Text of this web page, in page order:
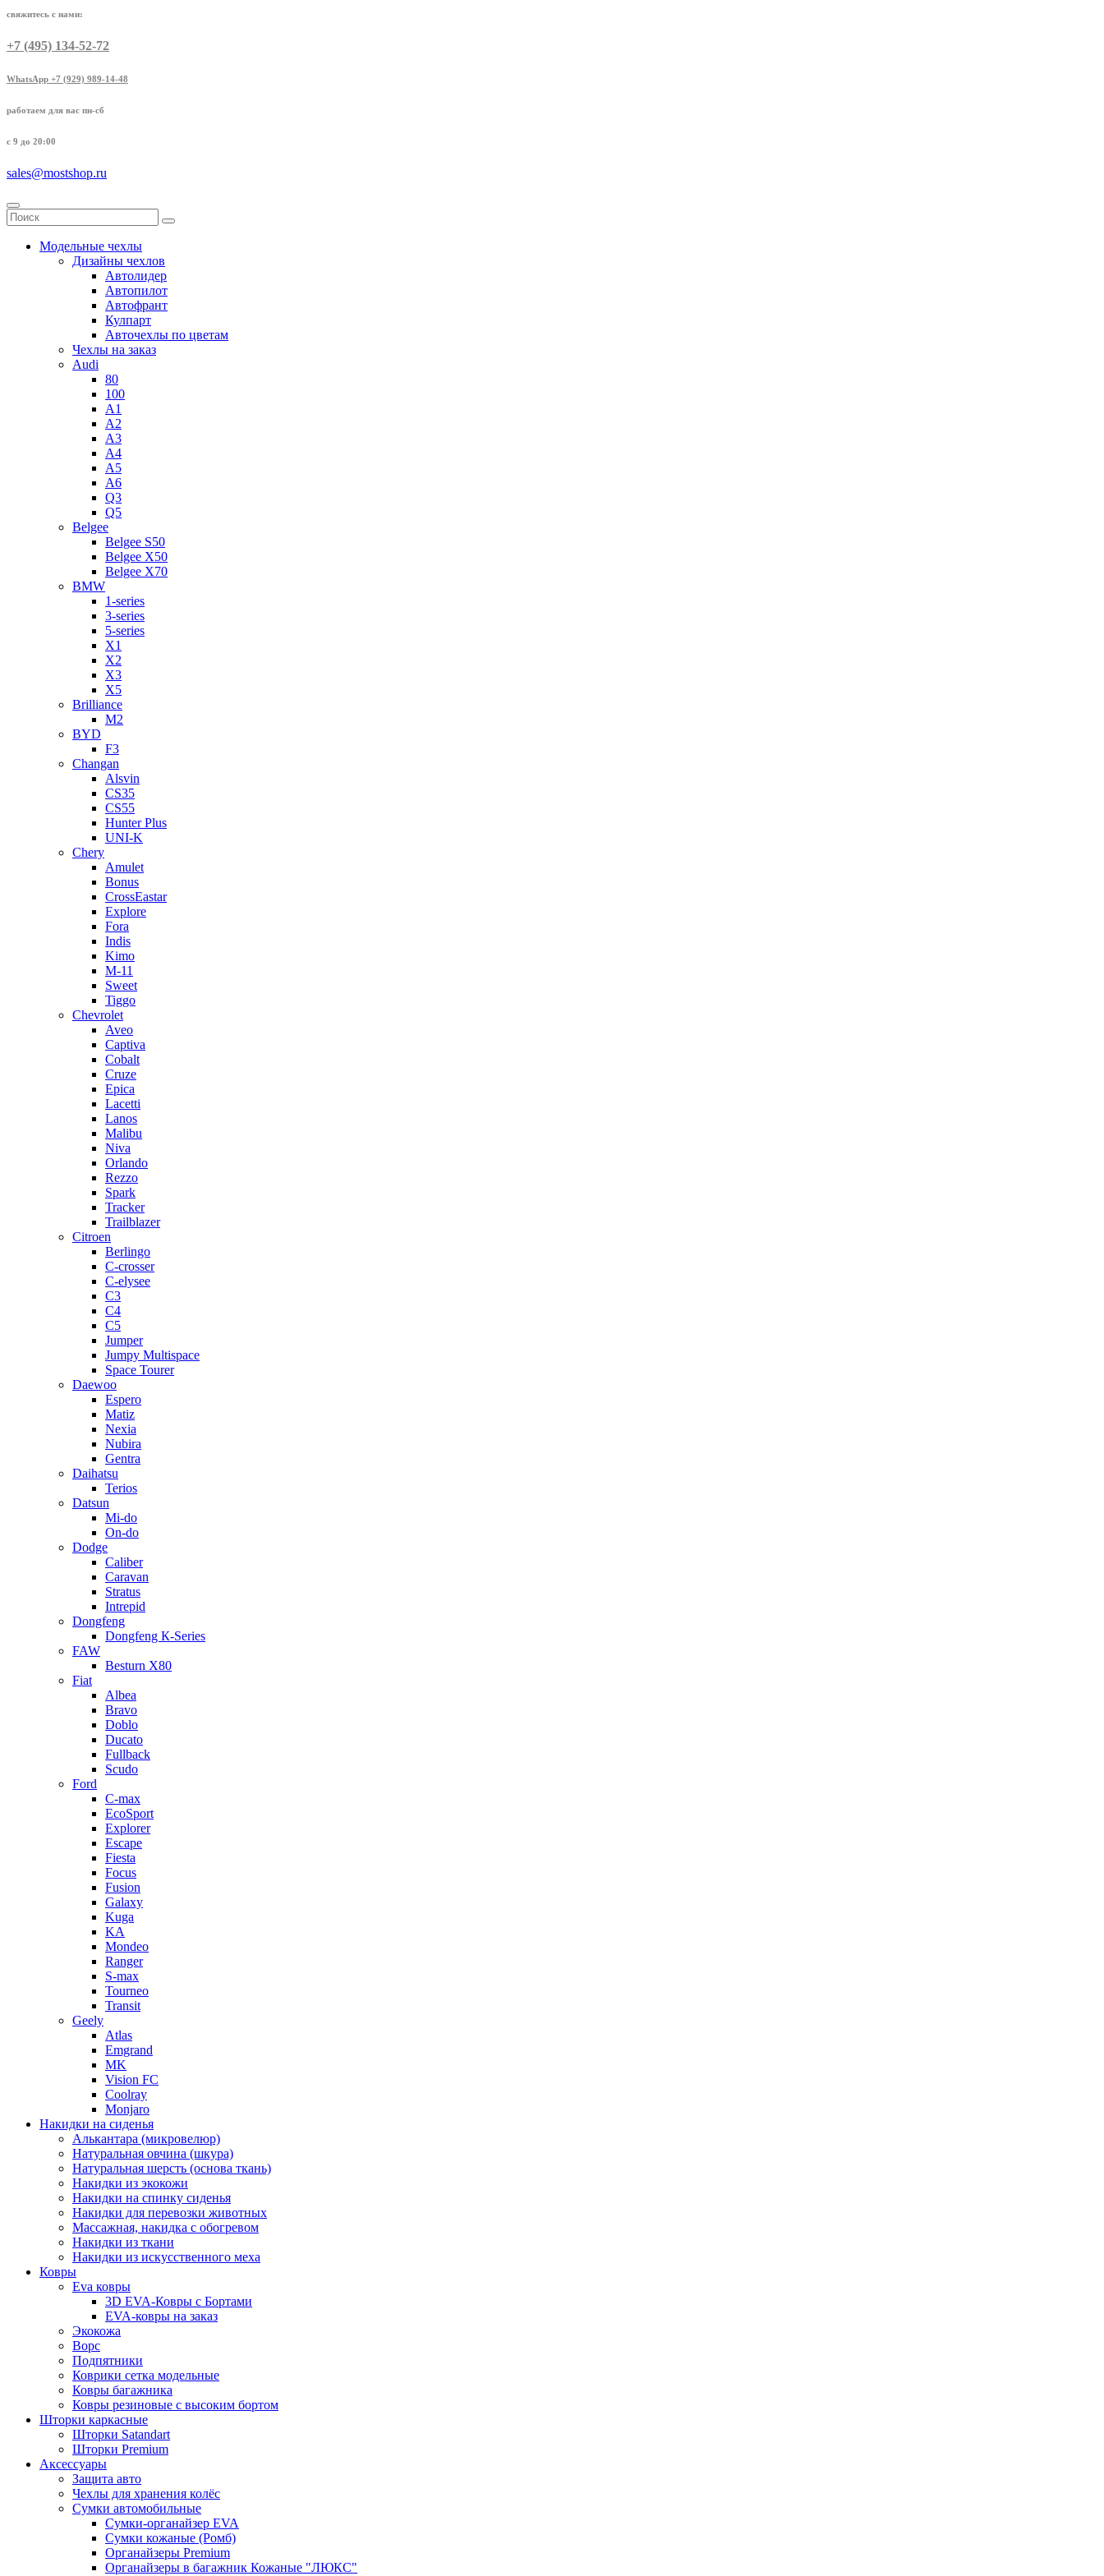
свяжитесь с нами:
+7 (495) 134-52-72
WhatsApp +7 (929) 989-14-48
работаем для вас пн-сб
с 9 до 20:00
sales@mostshop.ru
Модельные чехлы
Дизайны чехлов
Автолидер
Автопилот
Автофрант
Кулпарт
Авточехлы по цветам
Чехлы на заказ
Audi
80
100
A1
A2
A3
A4
A5
A6
Q3
Q5
Belgee
Belgee S50
Belgee X50
Belgee X70
BMW
1-series
3-series
5-series
X1
X2
X3
X5
Brilliance
M2
BYD
F3
Changan
Alsvin
CS35
CS55
Hunter Plus
UNI-K
Chery
Amulet
Bonus
CrossEastar
Explore
Fora
Indis
Kimo
M-11
Sweet
Tiggo
Chevrolet
Aveo
Captiva
Cobalt
Cruze
Epica
Lacetti
Lanos
Malibu
Niva
Orlando
Rezzo
Spark
Tracker
Trailblazer
Citroen
Berlingo
C-crosser
C-elysee
C3
C4
C5
Jumper
Jumpy Multispace
Space Tourer
Daewoo
Espero
Matiz
Nexia
Nubira
Gentra
Daihatsu
Terios
Datsun
Mi-do
On-do
Dodge
Caliber
Caravan
Stratus
Intrepid
Dongfeng
Dongfeng К-Series
FAW
Besturn Х80
Fiat
Albea
Bravo
Doblo
Ducato
Fullback
Scudo
Ford
C-max
EcoSport
Explorer
Escape
Fiesta
Focus
Fusion
Galaxy
Kuga
KA
Mondeo
Ranger
S-max
Tourneo
Transit
Geely
Atlas
Emgrand
MK
Vision FC
Coolray
Monjaro
Накидки на сиденья
Алькантара (микровелюр)
Натуральная овчина (шкура)
Натуральная шерсть (основа ткань)
Накидки из экокожи
Накидки на спинку сиденья
Накидки для перевозки животных
Массажная, накидка с обогревом
Накидки из ткани
Накидки из искусственного меха
Ковры
Eva ковры
3D EVA-Ковры с Бортами
EVA-ковры на заказ
Экокожа
Ворс
Подпятники
Коврики сетка модельные
Ковры багажника
Ковры резиновые с высоким бортом
Шторки каркасные
Шторки Satandart
Шторки Premium
Аксессуары
Защита авто
Чехлы для хранения колёс
Сумки автомобильные
Сумки-органайзер EVA
Сумки кожаные (Ромб)
Органайзеры Premium
Органайзеры в багажник Кожаные "ЛЮКС"